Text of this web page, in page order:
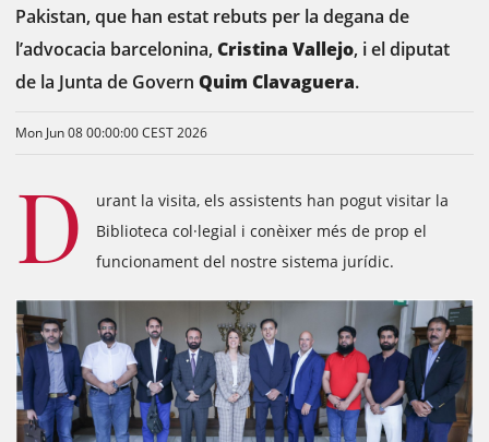
Pakistan, que han estat rebuts per la degana de
l’advocacia barcelonina, Cristina Vallejo, i el diputat
de la Junta de Govern Quim Clavaguera.
Mon Jun 08 00:00:00 CEST 2026
D
urant la visita, els assistents han pogut visitar la
Biblioteca col·legial i conèixer més de prop el
funcionament del nostre sistema jurídic.